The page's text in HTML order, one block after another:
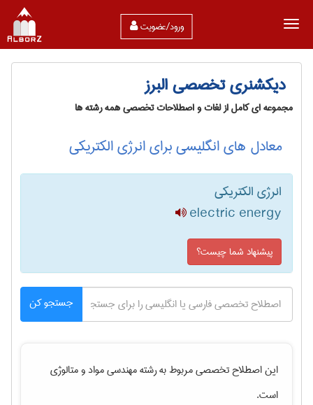
ورود/عضویت
دیکشنری تخصصی البرز
مجموعه ای کامل از لغات و اصطلاحات تخصصی همه رشته ها
معادل های انگلیسی برای انرژی الکتریکی
انرژی الکتریکی
electric energy
پیشنهاد شما چیست؟
جستجو کن
این اصطلاح تخصصی مربوط به رشتهمهندسی مواد و متالوژی
است.